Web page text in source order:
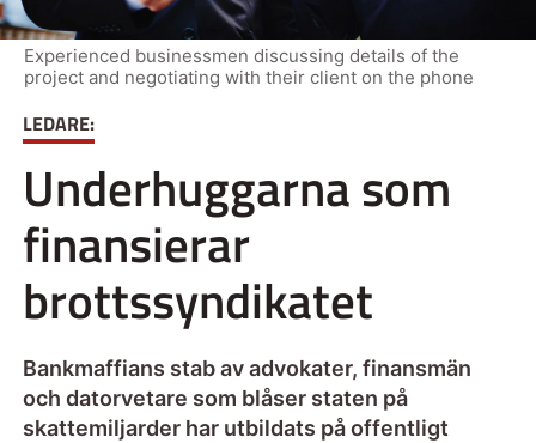
LEDARE:
Underhuggarna som
finansierar
brottssyndikatet
Bankmaffians stab av advokater, finansmän
och datorvetare som blåser staten på
skattemiljarder har utbildats på offentligt
Experienced businessmen discussing details of the
project and negotiating with their client on the phone